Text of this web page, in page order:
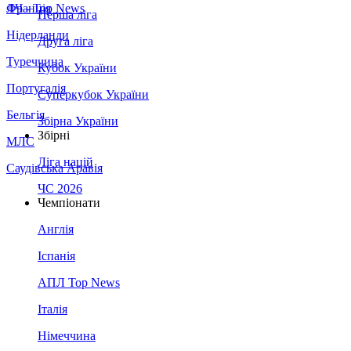
Франція
Нідерланди
Туреччина
Португалія
Бельгія
МЛС
Саудівська Аравія
ЛЧ - Top News
Перша ліга
Друга ліга
Кубок України
Суперкубок України
Збірна України
Збірні
Ліга націй
ЧС 2026
Чемпіонати
Англія
Іспанія
АПЛ Top News
Італія
Німеччина